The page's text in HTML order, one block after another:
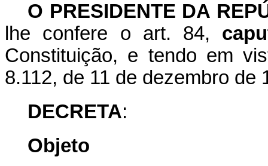
O PRESIDENTE DA
lhe confere o art. 84,
Constituição, e tendo em
8.112, de 11 de dezembro de
DECRETA:
Objeto